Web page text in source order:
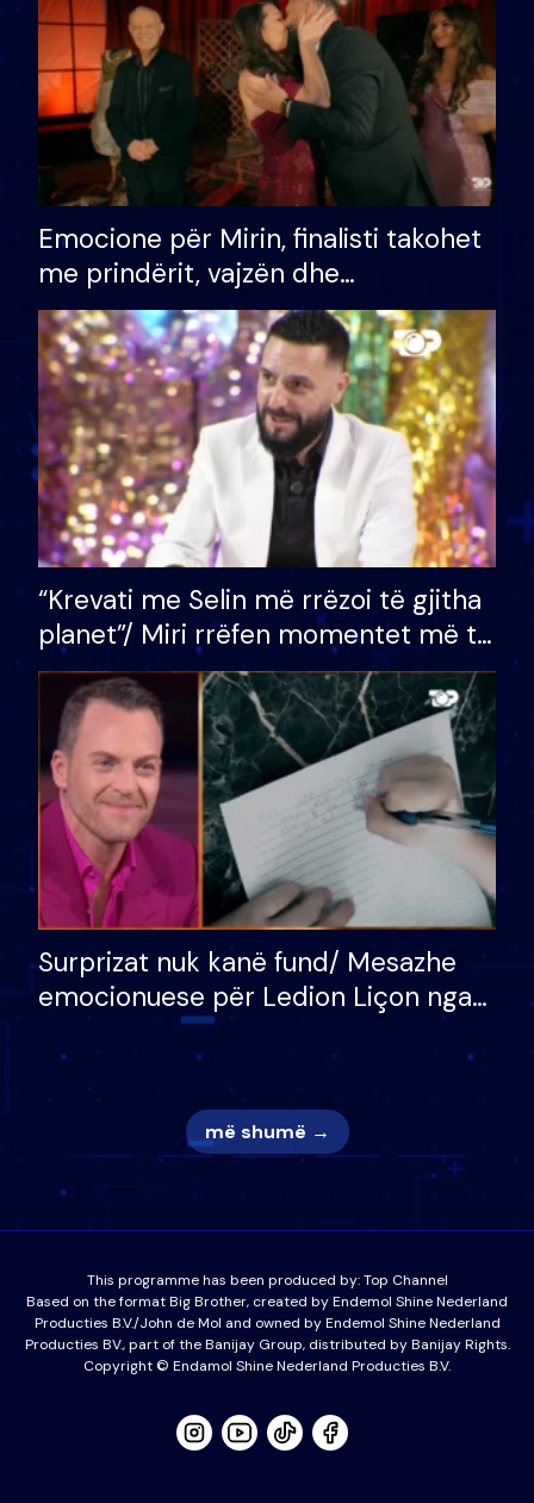
Emocione për Mirin, finalisti takohet
me prindërit, vajzën dhe
bashkëshorten: S’kemi ndonjë letër
divorci apo jo?
“Krevati me Selin më rrëzoi të gjitha
planet”/ Miri rrëfen momentet më të
bukura në shtëpinë e BB VIP: Do më
mungojë zilja e mëngjesit kur…
Surprizat nuk kanë fund/ Mesazhe
emocionuese për Ledion Liçon nga
nëna dhe fëmijët e tij, moderatori
nuk i mban dot lotët: Nuk meritoj…
më shumë →
This programme has been produced by:Top Channel
Based on the format Big Brother, created by Endemol Shine Nederland
Producties B.V./John de Mol and owned by Endemol Shine Nederland
Producties BV., part of the Banijay Group, distributed by Banijay Rights.
Copyright © Endamol Shine Nederland Producties B.V.